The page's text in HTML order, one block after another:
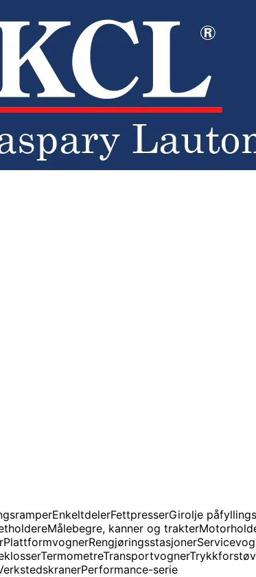
EnkeltdelerFettpresserGirolje
Målebegre, kanner og trakter
PlattformvognerRengjøringsstasjoner
TermometreTransportvogner
Performance-serie